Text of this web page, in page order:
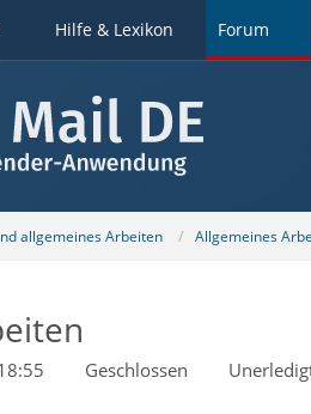
Hilfe & Lexikon Forum
allgemeines Arbeiten Allgemeines
Geschlossen